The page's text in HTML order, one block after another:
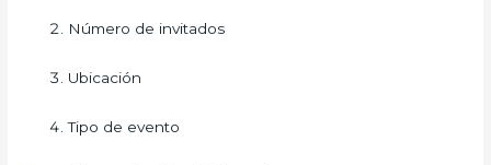
Número de invitados
Ubicación
Tipo de evento